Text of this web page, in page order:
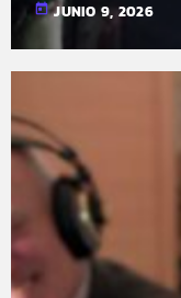
today JUNIO 9, 2026